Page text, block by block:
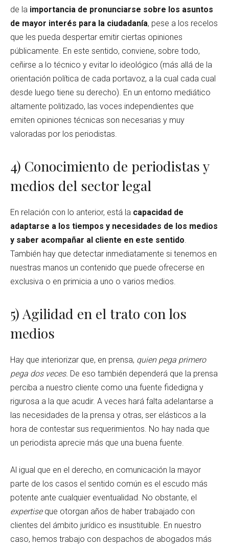
de la importancia de pronunciarse sobre los asuntos
de mayor interés para la ciudadanía, pese a los recelos
que les pueda despertar emitir ciertas opiniones
públicamente. En este sentido, conviene, sobre todo,
ceñirse a lo técnico y evitar lo ideológico (más allá de la
orientación política de cada portavoz, a la cual cada cual
desde luego tiene su derecho). En un entorno mediático
altamente politizado, las voces independientes que
emiten opiniones técnicas son necesarias y muy
valoradas por los periodistas.
4) Conocimiento de periodistas y
medios del sector legal
En relación con lo anterior, está la capacidad de
adaptarse a los tiempos y necesidades de los medios
y saber acompañar al cliente en este sentido
También hay que detectar inmediatamente si tenemos en
nuestras manos un contenido que puede ofrecerse en
exclusiva o en primicia a uno o varios medios.
5) Agilidad en el trato con los
medios
Hay que interiorizar que, en prensa, quien pega primero
pega dos veces. De eso también dependerá que la prensa
perciba a nuestro cliente como una fuente fidedigna y
rigurosa a la que acudir. A veces hará falta adelantarse a
las necesidades de la prensa y otras, ser elásticos a la
hora de contestar sus requerimientos. No hay nada que
un periodista aprecie más que una buena fuente.
Al igual que en el derecho, en comunicación la mayor
parte de los casos el sentido común es el escudo más
potente ante cualquier eventualidad. No obstante, el
expertiseque otorgan años de haber trabajado con
clientes del ámbito jurídico es insustituible. En nuestro
caso, hemos trabajo con despachos de abogados más